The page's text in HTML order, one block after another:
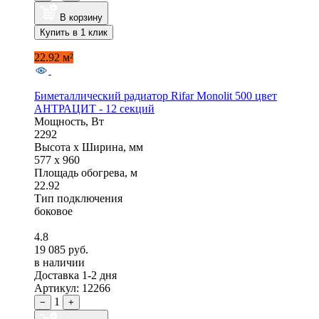
В корзину
Купить в 1 клик
22.92 м²
Биметаллический радиатор Rifar Monolit 500 цвет
АНТРАЦИТ - 12 секций
Мощность, Вт
2292
Высота x Ширина, мм
577 x 960
Площадь обогрева, м
22.92
Тип подключения
боковое
4.8
19 085 руб.
в наличии
Доставка 1-2 дня
Артикул: 12266
− 1 +